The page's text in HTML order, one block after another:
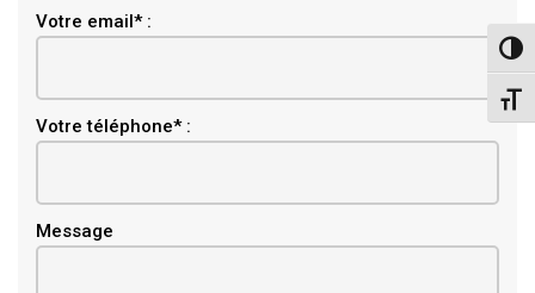
Votre email* :
Votre téléphone* :
Message